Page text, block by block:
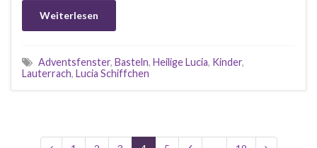
Weiterlesen
Adventsfenster, Basteln, Heilige Lucia, Kinder,
Lauterrach, Lucia Schiffchen